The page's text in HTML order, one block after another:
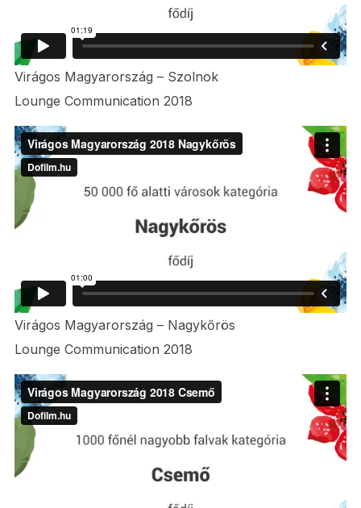
Virágos Magyarország – Szolnok
Lounge Communication 2018
Virágos Magyarország – Nagykőrös
Lounge Communication 2018